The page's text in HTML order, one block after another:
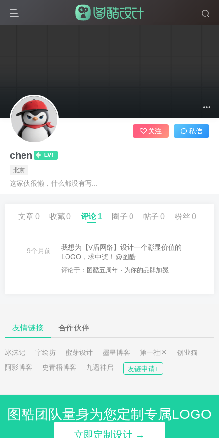
chen
北京
这家伙很懒，什么都没有写...
关注 私信
文章0 收藏 0 评论 1 圈子 0 帖子 0 粉丝 0
9个月前
我想为【V盾网络】设计一个彰显价值的
LOGO，求中奖！@图酷
评论于： 图酷五周年 · 为你的品牌加冕
友情链接 合作伙伴
冰沫记 字绘坊 蜜芽设计 墨星博客 第一社区
创业猫
阿影博客
史青梧博客 九遥神启 友链申请+
图酷团队量身为您定制专属LOGO
立即定制设计 →